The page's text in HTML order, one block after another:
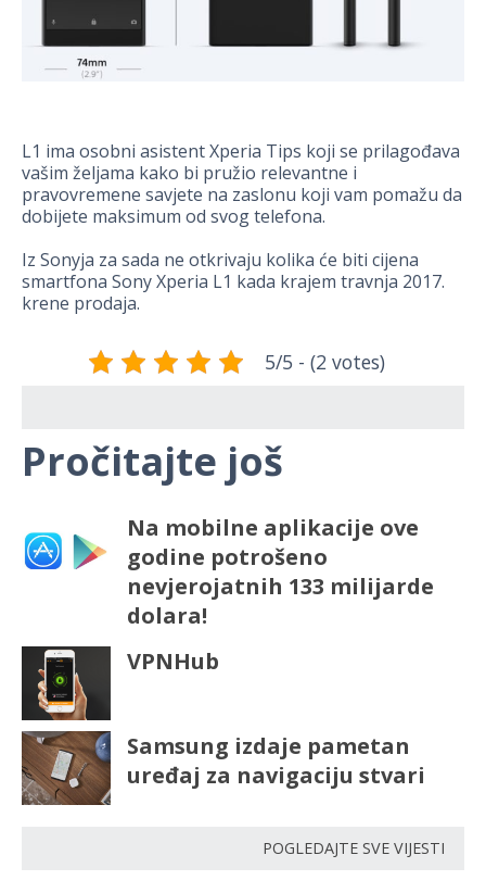
L1 ima osobni asistent Xperia Tips koji se prilagođava
vašim željama kako bi pružio relevantne i
pravovremene savjete na zaslonu koji vam pomažu da
dobijete maksimum od svog telefona.
Iz Sonyja za sada ne otkrivaju kolika će biti cijena
smartfona Sony Xperia L1 kada krajem travnja 2017.
krene prodaja.
5/5 - (2 votes)
Pročitajte još
Na mobilne aplikacije ove
godine potrošeno
nevjerojatnih 133 milijarde
dolara!
VPNHub
Samsung izdaje pametan
uređaj za navigaciju stvari
POGLEDAJTE SVE VIJESTI